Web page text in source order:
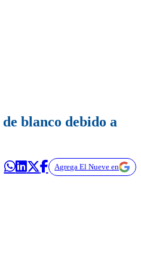
blanco debido a
Agrega El Nueve en